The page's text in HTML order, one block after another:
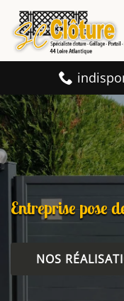
Entreprise pose
NOS